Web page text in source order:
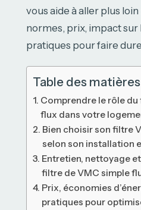
vous aide à aller plus
normes, prix, impact sur
pratiques pour faire
Table des matières
Comprendre le rôle
flux dans votre
Bien choisir son filtre
selon son installation
Entretien, nettoyage
filtre de VMC simple
Prix, économies
pratiques pour